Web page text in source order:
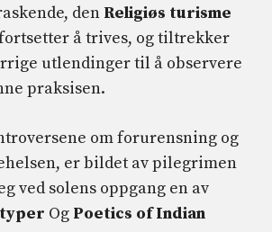
den Religiøs turisme
å trives, og tiltrekker
utlendinger til å observere
praksisen.
om forurensning og
er bildet av pilegrimen
ved solens oppgang en av
Og Poetics of Indian